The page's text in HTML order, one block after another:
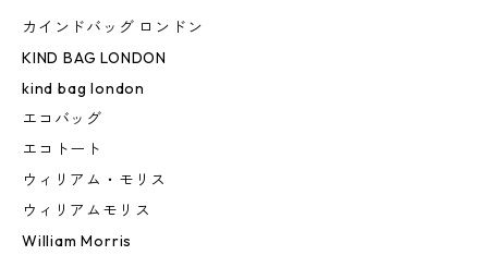
カインドバッグ ロンドン
KIND BAG LONDON
kind bag london
エコバッグ
エコトート
ウィリアム・モリス
ウィリアムモリス
William Morris